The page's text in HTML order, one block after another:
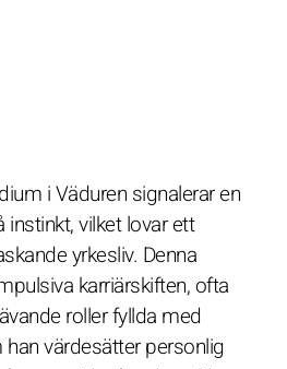
i Väduren signalerar en
vilket lovar ett
yrkesliv. Denna
karriärskiften, ofta
roller fyllda med
värdesätter personlig